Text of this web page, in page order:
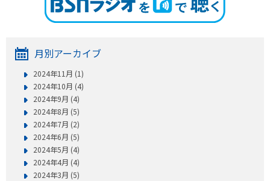
月別アーカイブ
2024年11月 (1)
2024年10月 (4)
2024年9月 (4)
2024年8月 (5)
2024年7月 (2)
2024年6月 (5)
2024年5月 (4)
2024年4月 (4)
2024年3月 (5)